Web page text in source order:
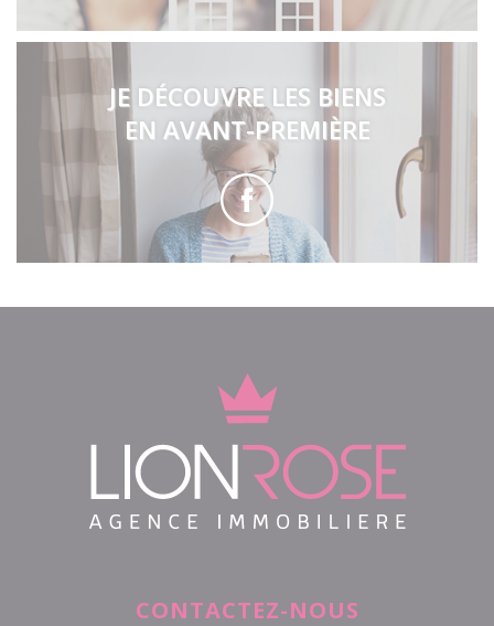
JE DÉCOUVRE LES BIENS
EN AVANT-PREMIÈRE
CONTACTEZ-NOUS